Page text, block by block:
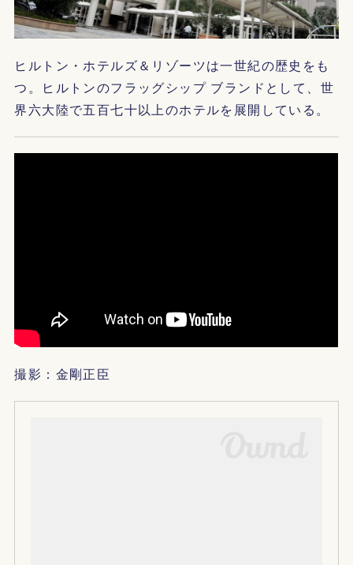
ヒルトン・ホテルズ＆リゾーツは一世紀の歴史をも
つ。ヒルトンのフラッグシップ ブランドとして、世
界六大陸で五百七十以上のホテルを展開している。
撮影：金剛正臣